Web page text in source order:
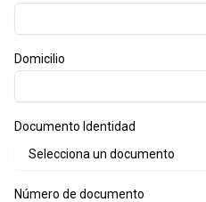
Domicilio
Documento Identidad
Selecciona un documento
Número de documento